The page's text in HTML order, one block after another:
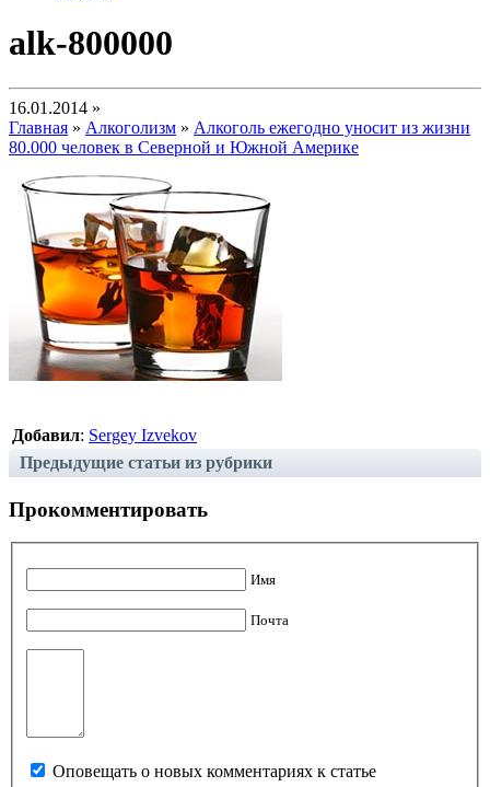
alk-800000
16.01.2014 »
Главная » Алкоголизм » Алкоголь ежегодно уносит из жизни
80.000 человек в Северной и Южной Америке
Добавил: Sergey Izvekov
Предыдущие статьи из рубрики
Прокомментировать
Имя
Почта
Оповещать о новых комментариях к статье